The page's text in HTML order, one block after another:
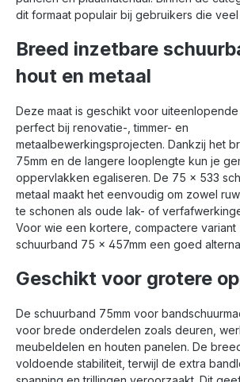
dit formaat populair bij gebruikers die veel
Breed inzetbare
hout en metaal
Deze maat is geschikt voor
perfect bij renovatie-, timmer- en
metaalbewerkingsprojecten. Dankzij het
75mm en de langere looplengte kun je
oppervlakken egaliseren. De 75 x 533
metaal maakt het eenvoudig om zowel
te schonen als oude lak- of
Voor wie een kortere, compactere variant
schuurband 75 x 457mm een goed
Geschikt voor grotere
De schuurband 75mm voor
voor brede onderdelen zoals deuren,
meubeldelen en houten panelen. De
voldoende stabiliteit, terwijl de extra